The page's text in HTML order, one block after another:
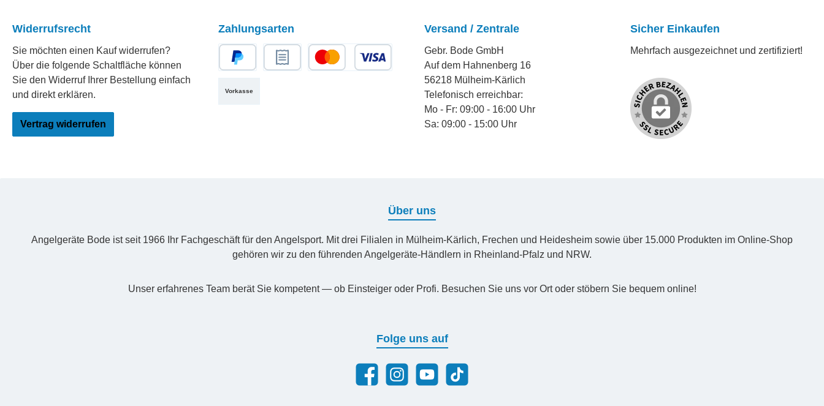
Widerrufsrecht
Sie möchten einen Kauf widerrufen?
Über die folgende Schaltfläche können
Sie den Widerruf Ihrer Bestellung einfach
und direkt erklären.
Vertrag widerrufen
Zahlungsarten
Vorkasse
Versand / Zentrale
Gebr. Bode GmbH
Auf dem Hahnenberg 16
56218 Mülheim-Kärlich
Telefonisch erreichbar:
Mo - Fr: 09:00 - 16:00 Uhr
Sa: 09:00 - 15:00 Uhr
Sicher Einkaufen
Mehrfach ausgezeichnet und zertifiziert!
Über uns
Angelgeräte Bode ist seit 1966 Ihr Fachgeschäft für den Angelsport. Mit drei Filialen in Mülheim-Kärlich, Frechen und Heidesheim sowie über 15.000 Produkten im Online-Shop
gehören wir zu den führenden Angelgeräte-Händlern in Rheinland-Pfalz und NRW.
Unser erfahrenes Team berät Sie kompetent — ob Einsteiger oder Profi. Besuchen Sie uns vor Ort oder stöbern Sie bequem online!
Folge uns auf
FacebookInstagramYouTubeTikTok